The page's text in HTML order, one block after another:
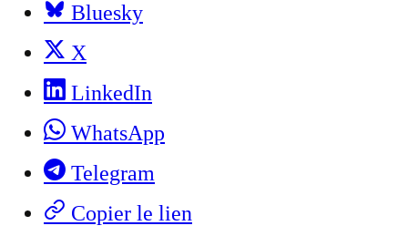
Bluesky
X
LinkedIn
WhatsApp
Telegram
Copier le lien